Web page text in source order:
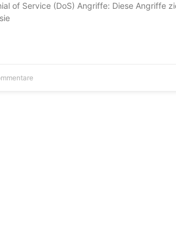
of Service (DoS) Angriffe: Diese Angriffe